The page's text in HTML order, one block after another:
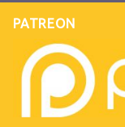
PATREON